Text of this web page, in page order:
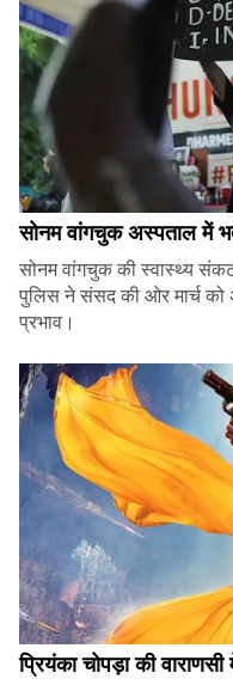
सोनम वांगचुक अस्पताल में
सोनम वांगचुक की स्वास्थ्य संकट
पुलिस ने संसद की ओर मार्च
प्रभाव।
प्रियंका चोपड़ा की